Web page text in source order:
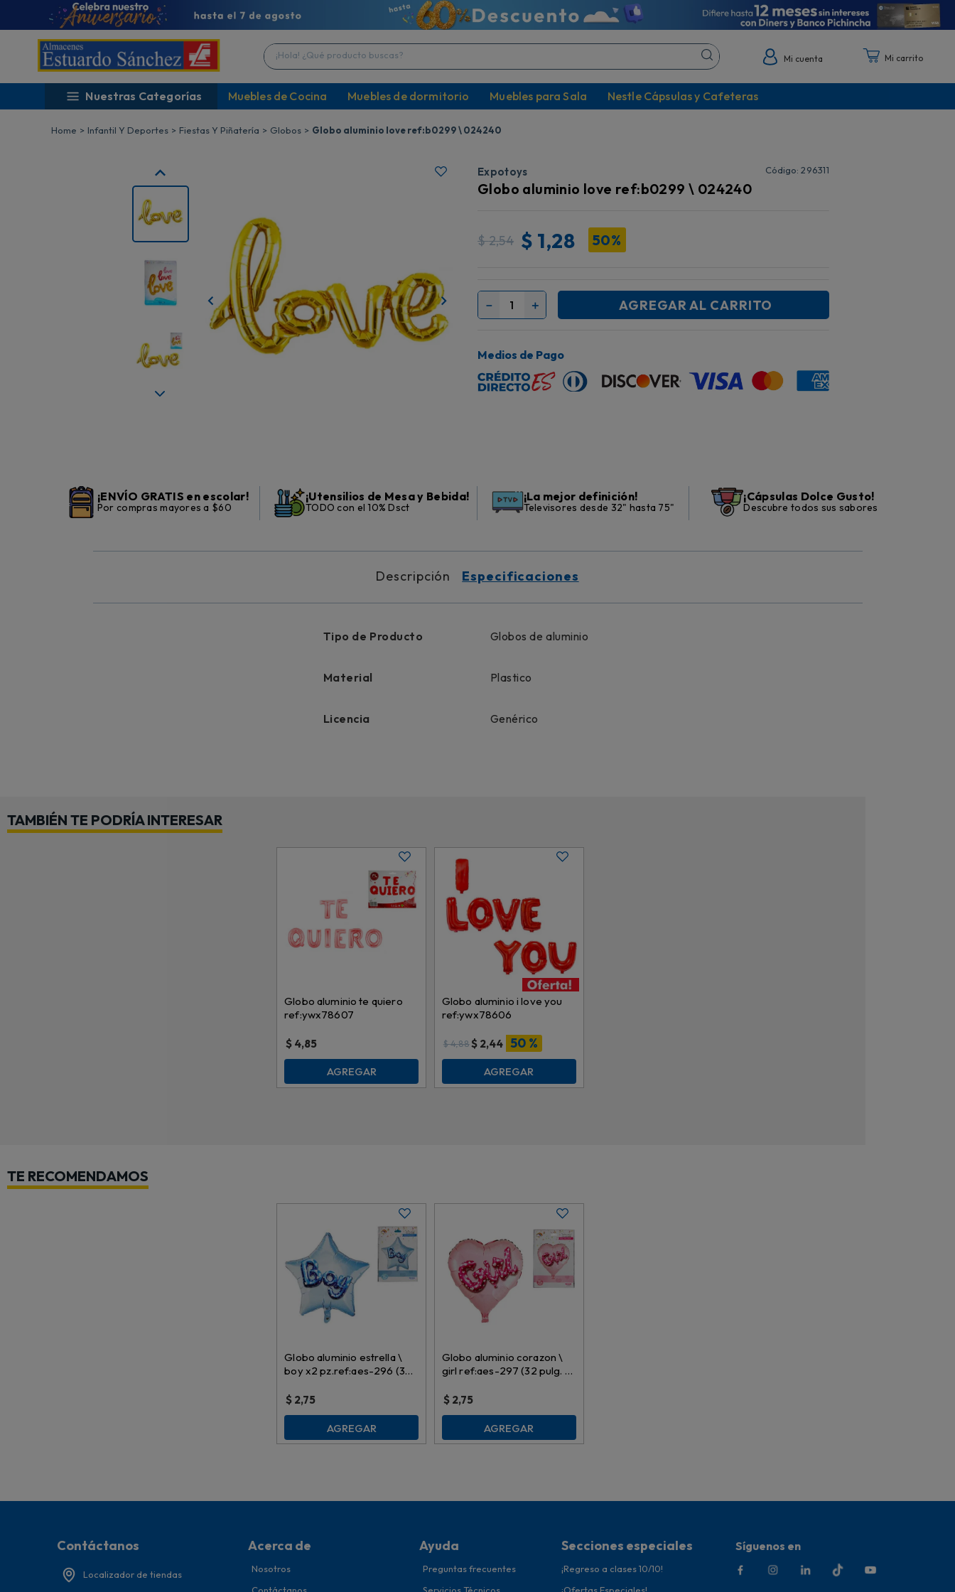
¡Hola! ¿Qué producto buscas?
Mi cuenta
Nuestras Categorías Muebles de Cocina Muebles de dormitorio Muebles para Sala Nestle Cápsulas y Cafeteras
Infantil Y Deportes Fiestas Y Piñatería Globos Globo aluminio love ref:b0299 \ 024240
Expotoys : 296311
Globo aluminio love ref:b0299 \ 024240
$2,54 $ 1,28 50%
＋
－ AGREGAR AL CARRITO
Medios de Pago
¡ENVÍO GRATIS en escolar!
Por compras mayores a $60
¡Utensilios de Mesa y Bebida!
TODO con el 10% Dsct
¡La mejor definición!
Televisores desde 32" hasta 75"
¡Cápsulas Dolce Gusto!
Descubre todos sus sabores
Descripción Especificaciones
Tipo de Producto Globos de aluminio
Material Plastico
Licencia Genérico
TAMBIÉN TE PODRÍA INTERESAR
Globo aluminio te quiero
ref:ywx78607
$ 4,85
AGREGAR
Globo aluminio i love you
ref:ywx78606
$4,88$ 2,44 50 %
AGREGAR
TE RECOMENDAMOS
Globo aluminio estrella \
boy x2 pz.ref:aes-296 (32
$ 2,75
AGREGAR
Globo aluminio corazon \
girl ref:aes-297 (32 pulg. \
$ 2,75
AGREGAR
Contáctanos
Localizador de tiendas
Acerca de
Nosotros
Ayuda
Preguntas frecuentes
Secciones especiales
¡Regreso a clases 10/10!
Síguenos en